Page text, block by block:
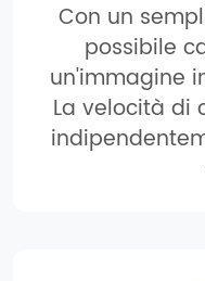
Con un
possibile
un'immagine
La velocità di